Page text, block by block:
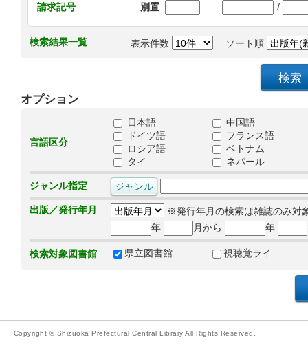
請求記号
別置 /
検索結果一覧 表示件数 ソート順
オプション
言語区分
日本語
中国語
ドイツ語
フランス語
ロシア語
ベトナム
タイ
ネパール
ジャンル指定
出版／発行年月
※発行年月の検索は雑誌のみ対
年
月から 年
検索対象図書館 県立図書館 視聴覚ライ
Copyright © Shizuoka Prefectural Central Library All Rights Reserved.